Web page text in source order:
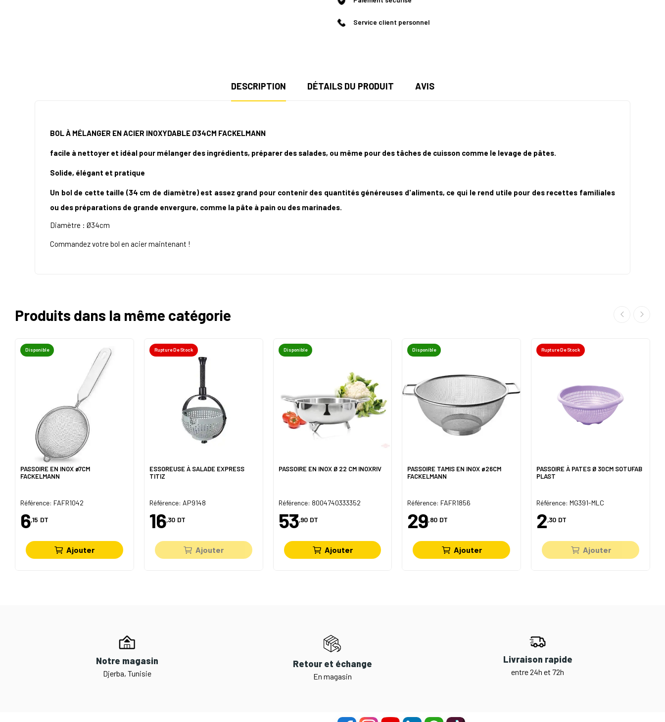
Service client personnel
DESCRIPTION DÉTAILS DU PRODUIT AVIS
BOL À MÉLANGER EN ACIER INOXYDABLE Ø34CM FACKELMANN
facile à nettoyer et idéal pour mélanger des ingrédients, préparer des salades, ou même pour des tâches de cuisson comme le levage de pâtes.
Solide, élégant et pratique
Un bol de cette taille (34 cm de diamètre) est assez grand pour contenir des quantités généreuses d'aliments, ce qui le rend utile pour des recettes familiales
ou des préparations de grande envergure, comme la pâte à pain ou des marinades.
Diamètre : Ø34cm
Commandez votre bol en acier maintenant !
Produits dans la même catégorie
Disponible
PASSOIRE EN INOX ø7CM
FACKELMANN
Référence: FAFR1042
6,15 DT
Ajouter
Rupture De Stock
ESSOREUSE À SALADE EXPRESS
TITIZ
Référence: AP9148
16,30 DT
Ajouter
Disponible
PASSOIRE EN INOX Ø 22 CM INOXRIV
Référence: 8004740333352
53,90 DT
Ajouter
Disponible
PASSOIRE TAMIS EN INOX ø26CM
FACKELMANN
Référence: FAFR1856
29,80 DT
Ajouter
Rupture De Stock
PASSOIRE À PATES Ø 30CM SOTUFAB
PLAST
Référence: MG391-MLC
2,30 DT
Ajouter
Notre magasin
Djerba, Tunisie
Retour et échange
En magasin
Livraison rapide
entre 24h et 72h